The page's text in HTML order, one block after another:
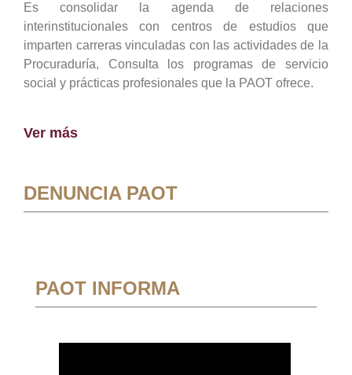
Es consolidar la agenda de relaciones
interinstitucionales con centros de estudios que
imparten carreras vinculadas con las actividades de la
Procuraduría, Consulta los programas de servicio
social y prácticas profesionales que la PAOT ofrece.
Ver más
DENUNCIA PAOT
PAOT INFORMA